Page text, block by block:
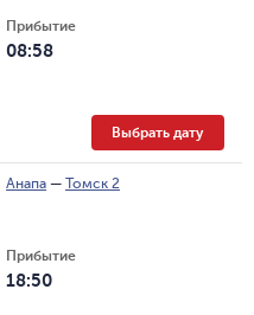
Прибытие
08:58
Выбрать дату
Анапа — Томск 2
Прибытие
18:50